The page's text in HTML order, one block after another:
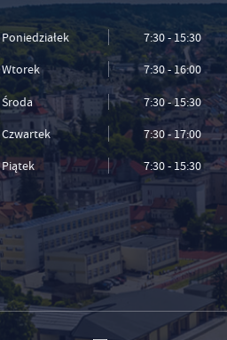
Poniedziałek 7:30 - 15:30
Wtorek 7:30 - 16:00
Środa 7:30 - 15:30
Czwartek 7:30 - 17:00
Piątek 7:30 - 15:30